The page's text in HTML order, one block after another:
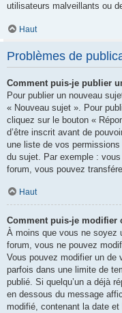
utilisateurs malveillants ou
Haut
Problèmes de
Comment puis-je publier
Pour publier un nouveau
« Nouveau sujet ». Pour
cliquez sur le bouton «
d’être inscrit avant de
une liste de vos
du sujet. Par exemple :
forum, vous pouvez
Haut
Comment puis-je modifier
À moins que vous ne soyez
forum, vous ne pouvez
Vous pouvez modifier un de
parfois dans une limite de
publié. Si quelqu’un a déjà
en dessous du message
modifié, contenant la date